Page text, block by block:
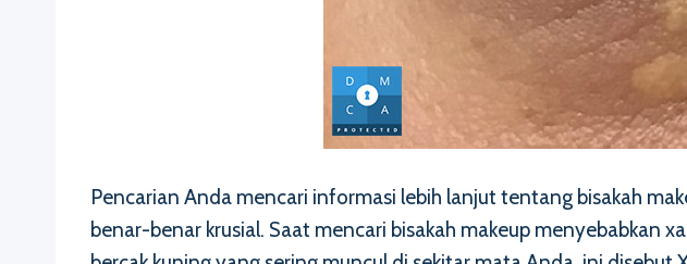
Pencarian Anda mencari informasi lebih lanjut tentang bisakah
benar-benar krusial. Saat mencari bisakah makeup menyebabkan